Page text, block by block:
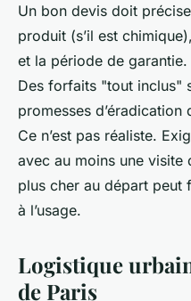
Un bon devis doit
produit (s’il est
et la période de
Des forfaits "tout inclus"
promesses
Ce n’est pas réaliste.
avec au moins une
plus cher au départ peut
à l’usage.
Logistique
de Paris